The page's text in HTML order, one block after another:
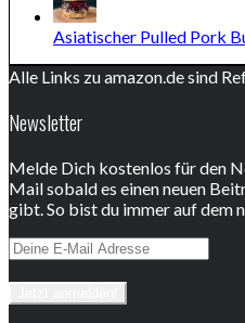
Asiatischer Pulled Pork
Alle Links zu amazon.de sind
Newsletter
Melde Dich kostenlos für den
Mail sobald es einen neuen
gibt. So bist du immer auf dem